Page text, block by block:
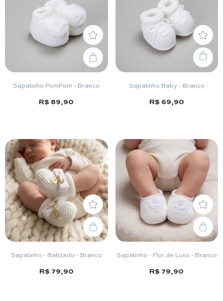
Sapatinho PomPom - Branco
R$ 89,90
Sapatinho Baby - Branco
R$ 69,90
Sapatinho - Batizado - Branco
R$ 79,90
Sapatinho - Flor de Luxo - Branco
R$ 79,90